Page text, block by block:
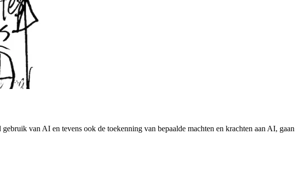
van AI en tevens ook de toekenning van bepaalde machten en krachten aan AI, gaan